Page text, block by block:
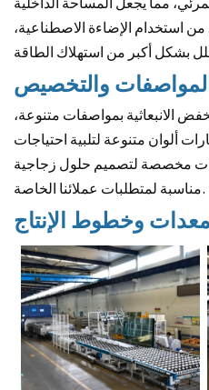
استخدام الإضاءة الاصطناعية،
والتخصيص
الانبعاثية بمواصفات متنوعة،
ألوان متنوعة لتلبية احتياجات
مخصصة لتصميم حلول زجاجية
مناسبة لمتطلبات عملائنا الخاصة.
وخطوط الإنتاج